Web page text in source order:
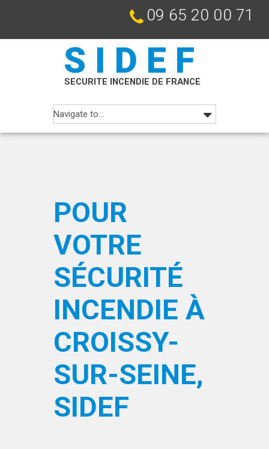
09 65 20 00 71
SIDEF
SECURITE INCENDIE DE FRANCE
POUR
VOTRE
SÉCURITÉ
INCENDIE À
CROISSY-
SUR-SEINE,
SIDEF